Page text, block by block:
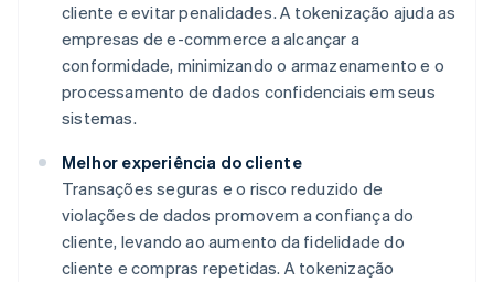
cliente e evitar penalidades. A tokenização ajuda as
empresas de e-commerce a alcançar a
conformidade, minimizando o armazenamento e o
processamento de dados confidenciais em seus
sistemas.
Melhor experiência do cliente
Transações seguras e o risco reduzido de
violações de dados promovem a confiança do
cliente, levando ao aumento da fidelidade do
cliente e compras repetidas. A tokenização